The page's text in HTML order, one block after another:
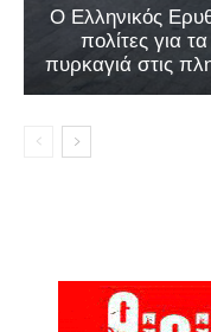
Ο Ελληνικός
πολίτες για
πυρκαγιά στις